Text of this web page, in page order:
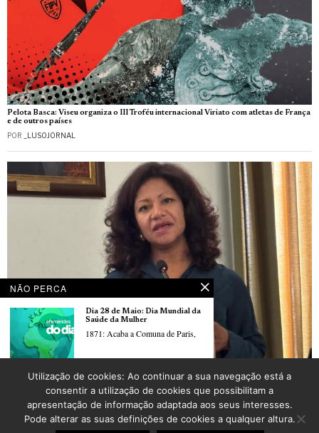
Pelota Basca: Viseu organiza o III Troféu internacional Viriato com atletas de França
e de outros países
POR _LUSOJORNAL
Edição, memória e migrações: Sandra Barradas, editora de livros sobre emigração
portuguesa
ANTÓNIO MARRUCHO
NÃO PERCA
Dia 28 de Maio: Dia Mundial da
Saúde da Mulher
1871: Acaba a Comuna de Paris,
Dia 27 de maio
1823: D. Miguel desencadeia o
movimento
Utilização de cookies: Ao continuar a sua navegação está a
consentir a utilização de cookies que possibilitam a
apresentação de informação adaptada aos seus interesses.
Pode alterar as suas definições de cookies a qualquer altura.